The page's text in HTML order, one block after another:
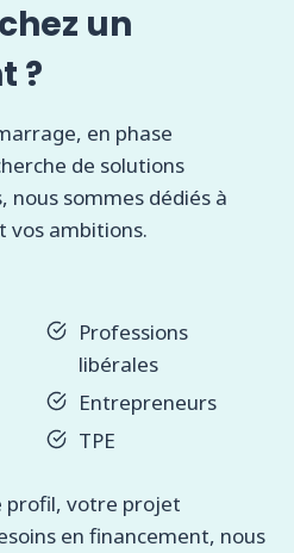
un
?
en phase
de solutions
nous sommes dédiés à
vos ambitions.
Professions
libérales
Entrepreneurs
TPE
profil, votre projet
en financement, nous